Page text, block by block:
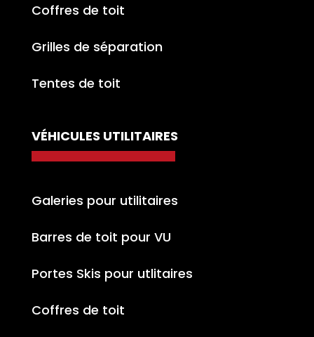
Coffres de toit
Grilles de séparation
Tentes de toit
VÉHICULES UTILITAIRES
Galeries pour utilitaires
Barres de toit pour VU
Portes Skis pour utlitaires
Coffres de toit